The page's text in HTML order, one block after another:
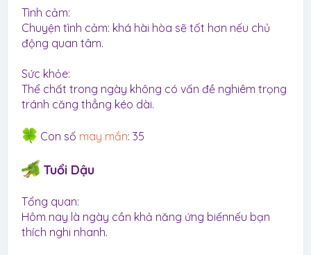
Tình cảm:
Chuyện tình cảm: khá hài hòa sẽ tốt hơn nếu chủ
động quan tâm.
Sức khỏe:
Thể chất trong ngày không có vấn đề nghiêm trọng
tránh căng thẳng kéo dài.
Con số may mắn: 35
Tuổi Dậu
Tổng quan:
Hôm nay là ngày cần khả năng ứng biếnnếu bạn
thích nghi nhanh.